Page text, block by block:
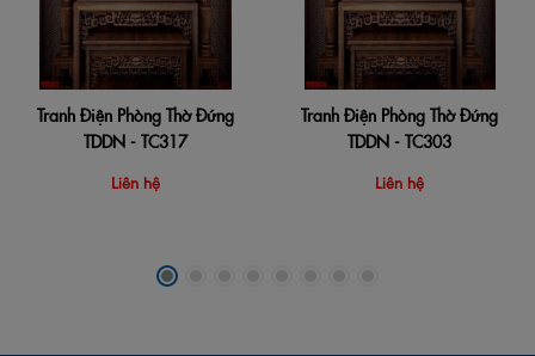
Tranh Điện Phòng Thờ Đứng
TDDN - TC317
Liên hệ
Tranh Điện Phòng Thờ Đứng
TDDN - TC303
Liên hệ